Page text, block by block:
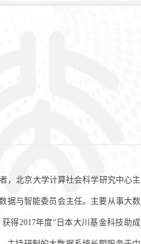
，北京大学计算社会科学研究中心主
据与智能委员会主任。主要从事大数
得2017年度“日本大川基金科技助成